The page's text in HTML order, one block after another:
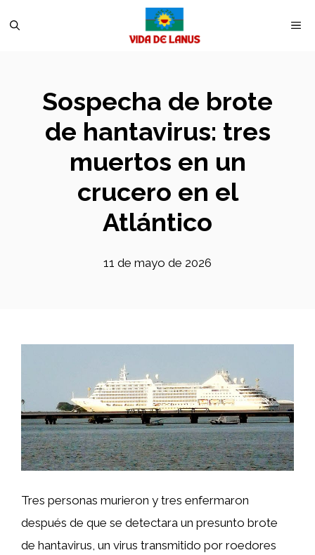
Sospecha de brote
de hantavirus: tres
muertos en un
crucero en el
Atlántico
11 de mayo de 2026
Tres personas murieron y tres enfermaron
después de que se detectara un presunto brote
de hantavirus, un virus transmitido por roedores